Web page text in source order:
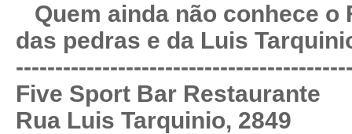
Quem ainda não conhece o
das pedras e da Luis
Five Sport Bar Restaurante
Rua Luis Tarquinio, 2849